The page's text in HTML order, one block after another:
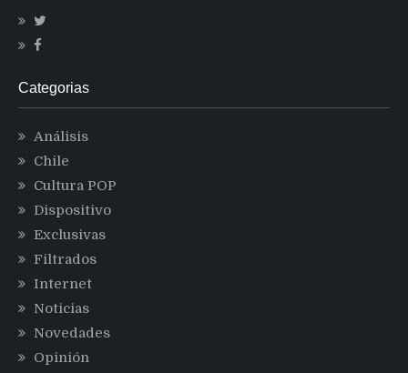
Categorias
Análisis
Chile
Cultura POP
Dispositivo
Exclusivas
Filtrados
Internet
Noticias
Novedades
Opinión